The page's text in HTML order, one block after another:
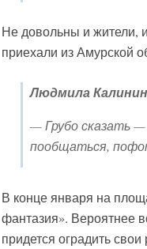
Не довольны и жители,
приехали из Амурской
Людмила
— Грубо сказать
пообщаться,
В конце января на
фантазия». Вероятнее
придется оградить